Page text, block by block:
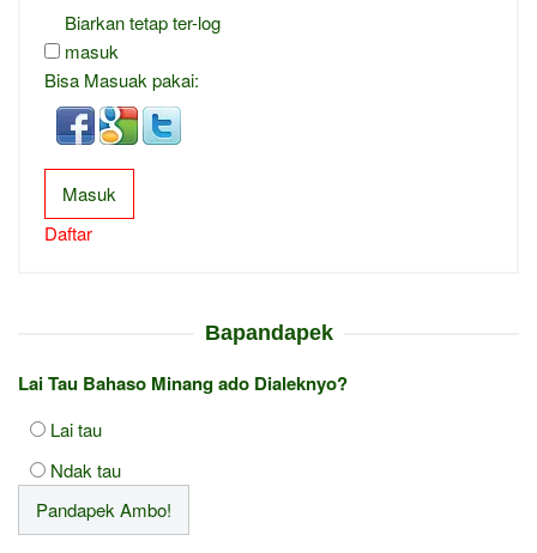
Biarkan tetap ter-log
masuk
Bisa Masuak pakai:
Masuk
Daftar
Bapandapek
Lai Tau Bahaso Minang ado Dialeknyo?
Lai tau
Ndak tau